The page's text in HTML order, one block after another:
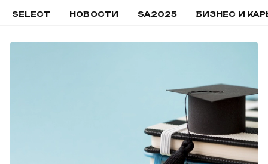
SELECT НОВОСТИ SA2025 БИЗНЕС И